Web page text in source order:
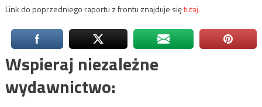
Link do poprzedniego raportu z frontu znajduje siętutaj.
Wspieraj niezależne
wydawnictwo: